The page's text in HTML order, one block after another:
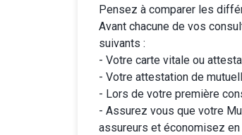
Pensez à comparer les
Avant chacune de vos
suivants :
- Votre carte vitale ou
- Votre attestation de
- Lors de votre première
- Assurez vous que votre
assureurs et économisez